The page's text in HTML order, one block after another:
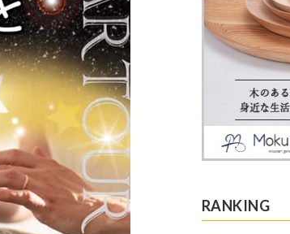
RANKING